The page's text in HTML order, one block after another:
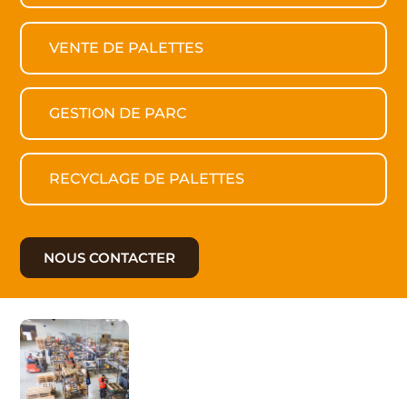
VENTE DE PALETTES
GESTION DE PARC
RECYCLAGE DE PALETTES
NOUS CONTACTER